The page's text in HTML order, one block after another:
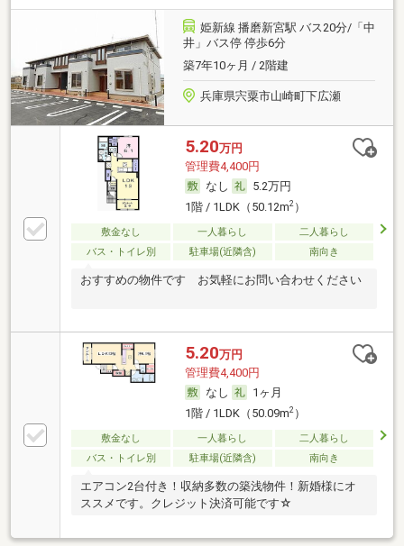
姫新線 播磨新宮駅 バス20分/「中
井」バス停 停歩6分
築7年10ヶ月 / 2階建
兵庫県宍粟市山崎町下広瀬
5.20万円
管理費4,400円
なし
5.2万円
1階 / 1LDK（50.12m2）
敷金なし 一人暮らし
二人暮らし
バス・トイレ別
駐車場(近隣含) 南向き
おすすめの物件です お気軽にお問い合わせください
5.20万円
管理費4,400円
なし
1ヶ月
1階 / 1LDK（50.09m2）
敷金なし 一人暮らし
二人暮らし
バス・トイレ別
駐車場(近隣含) 南向き
エアコン2台付き！収納多数の築浅物件！新婚様にオ
ススメです。クレジット決済可能です☆